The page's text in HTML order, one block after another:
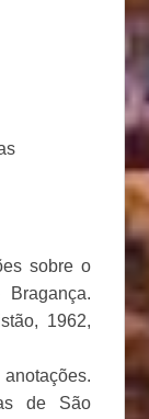
sobre o
1962,
de São